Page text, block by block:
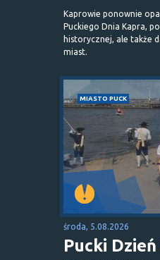
Kaprowie ponownie
Puckiego Dnia Kapra,
historycznej, ale także
miast.
MIASTO PUCK
środa, 5.08.2026
Pucki